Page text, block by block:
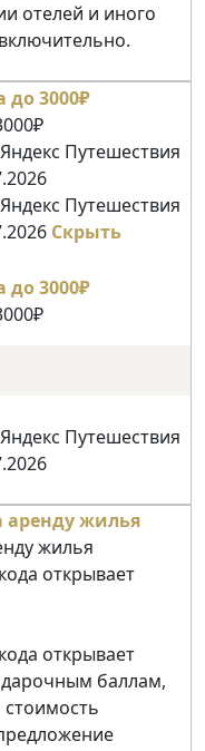
отелей и иного
Путешествия
Путешествия
Скрыть
Путешествия
жилья
открывает
открывает
баллам,